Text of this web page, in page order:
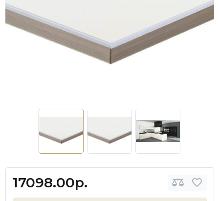
17098.00р.